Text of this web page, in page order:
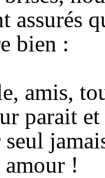
assurés
bien :
amis,
parait et
amour !